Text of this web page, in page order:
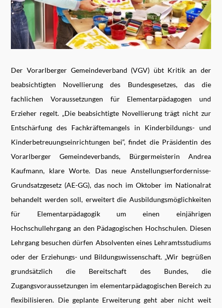
Der Vorarlberger Gemeindeverband (VGV) übt Kritik an der
beabsichtigten Novellierung des Bundesgesetzes, das die
fachlichen Voraussetzungen für Elementarpädagogen und
Erzieher regelt. „Die beabsichtigte Novellierung trägt nicht zur
Entschärfung des Fachkräftemangels in Kinderbildungs- und
Kinderbetreuungseinrichtungen bei“, findet die Präsidentin des
Vorarlberger Gemeindeverbands, Bürgermeisterin Andrea
Kaufmann, klare Worte. Das neue Anstellungserfordernisse-
Grundsatzgesetz (AE-GG), das noch im Oktober im Nationalrat
behandelt werden soll, erweitert die Ausbildungsmöglichkeiten
für Elementarpädagogik um einen einjährigen
Hochschullehrgang an den Pädagogischen Hochschulen. Diesen
Lehrgang besuchen dürfen Absolventen eines Lehramtsstudiums
oder der Erziehungs- und Bildungswissenschaft. „Wir begrüßen
grundsätzlich die Bereitschaft des Bundes, die
Zugangsvoraussetzungen im elementarpädagogischen Bereich zu
flexibilisieren. Die geplante Erweiterung geht aber nicht weit